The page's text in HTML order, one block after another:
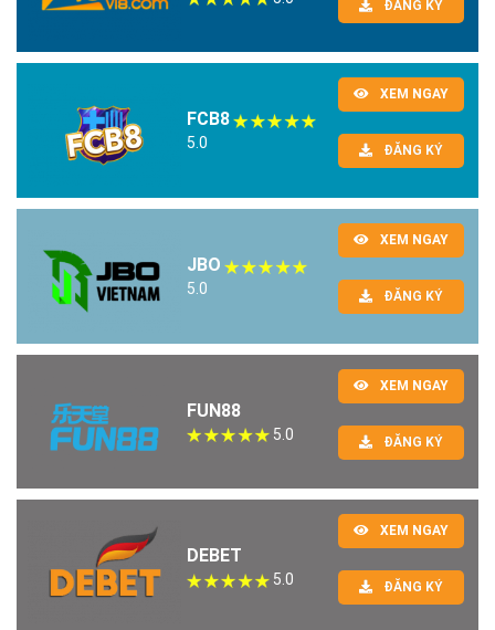
ĐĂNG KÝ
FCB8
5.0
XEM NGAY
ĐĂNG KÝ
JBO
5.0
XEM NGAY
ĐĂNG KÝ
FUN88
5.0
XEM NGAY
ĐĂNG KÝ
DEBET
5.0
XEM NGAY
ĐĂNG KÝ